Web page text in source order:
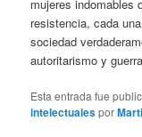
mujeres indomables
resistencia, cada
sociedad
autoritarismo y
Esta entrada fue
intelectualespor